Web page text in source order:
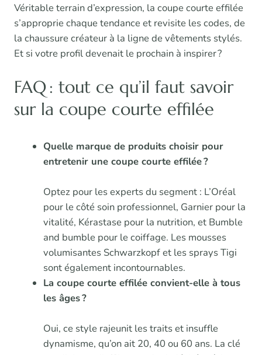
Véritable terrain d’expression, la coupe courte effilée
s’approprie chaque tendance et revisite les codes, de
la chaussure créateur à la ligne de vêtements stylés.
Et si votre profil devenait le prochain à inspirer ?
FAQ : tout ce qu’il faut savoir
sur la coupe courte effilée
Quelle marque de produits choisir pour
entretenir une coupe courte effilée ?
Optez pour les experts du segment : L’Oréal
pour le côté soin professionnel, Garnier pour la
vitalité, Kérastase pour la nutrition, et Bumble
and bumble pour le coiffage. Les mousses
volumisantes Schwarzkopf et les sprays Tigi
sont également incontournables.
La coupe courte effilée convient-elle à tous
les âges ?
Oui, ce style rajeunit les traits et insuffle
dynamisme, qu’on ait 20, 40 ou 60 ans. La clé